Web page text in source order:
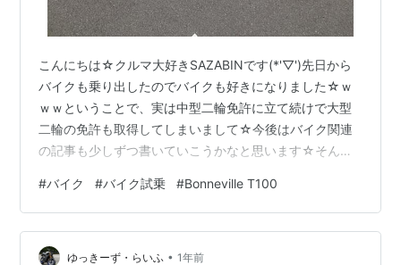
こんにちは☆クルマ大好きSAZABINです(*'▽')先日から
バイクも乗り出したのでバイクも好きになりました☆ｗ
ｗｗということで、実は中型二輪免許に立て続けで大型
二輪の免許も取得してしまいまして☆今後はバイク関連
の記事も少しずつ書いていこうかなと思います☆そんな
前回YZF-R3を購入した時は何も試乗もせずに衝動買いし
てしまったので今回は念入りに色々気になるバイクを試
乗してから購入しよう！と思い立ってまず最初にお邪魔
したのがTriumphさん！ Triumphロゴ 画像引用：
#バイク #バイク試乗 #Bonneville T100
ゆっきーず・らいふ • 1年前